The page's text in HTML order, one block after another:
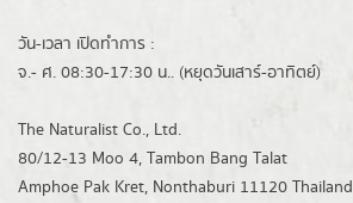
วัน-เวลา เปิดทำการ :
จ.- ศ. 08:30-17:30 น.. (หยุดวันเสาร์-อาทิตย์)
The Naturalist Co., Ltd.
80/12-13 Moo 4, Tambon Bang Talat
Amphoe Pak Kret, Nonthaburi 11120 Thailand